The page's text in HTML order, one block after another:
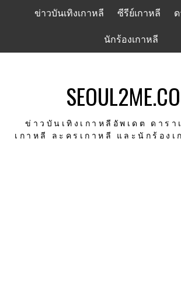
ข่าวบันเทิงเกาหลี ซีรีย์เกาหลี
นักร้องเกาหลี
ข่าวบันเทิงเกาหลีอัพเดต ดารา
เกาหลี ละครเกาหลี และนักร้องเ